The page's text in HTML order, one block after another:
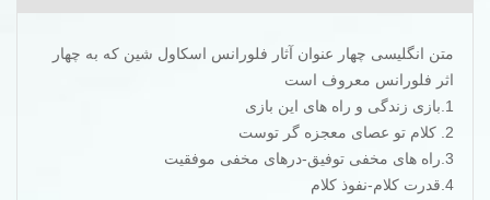
متن انگلیسی چهار عنوان آثار فلورانس اسکاول شین که به چهار
اثر فلورانس معروف است
2. کلام تو عصای معجزه گر توست
3.راه های مخفی توفیق-درهای مخفی موفقیت
4.قدرت کلام-نفوذ کلام